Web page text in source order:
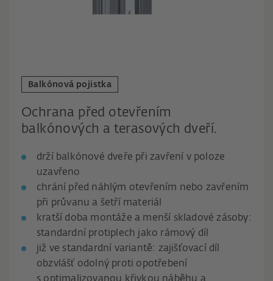
Balkónová pojistka
Ochrana před otevřením
balkónových a terasových dveří.
drží balkónové dveře při zavření v poloze
uzavřeno
chrání před náhlým otevřením nebo zavřením
při průvanu a šetří materiál
kratší doba montáže a menší skladové zásoby:
standardní protiplech jako rámový díl
již ve standardní variantě: zajišťovací díl
obzvlášť odolný proti opotřebení